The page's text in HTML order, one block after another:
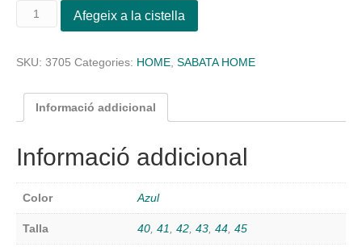
quantitat
de
lona
amb
de
cànim
color
blau
mari
Afegeix a la cistella
SKU: 3705 Categories: HOME SABATA HOME
Informació addicional
Informació addicional
Color Azul
Talla 40 41 42 43 44 45